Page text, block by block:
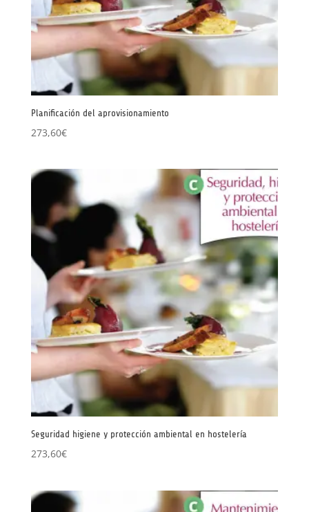
Planificación del aprovisionamiento
273,60€
Seguridad higiene y protección ambiental en hostelería
273,60€